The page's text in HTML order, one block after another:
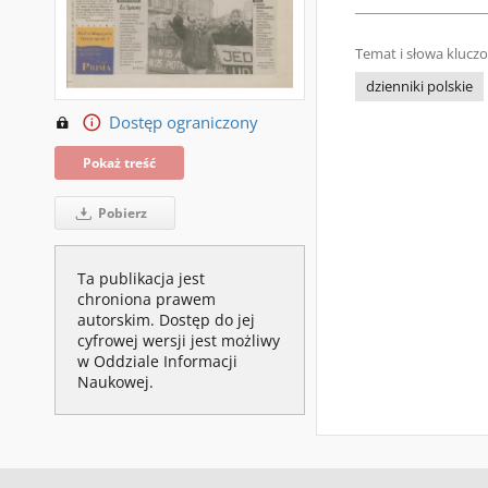
Dostęp ograniczony
Pokaż treść
Pobierz
Ta publikacja jest
chroniona prawem
autorskim. Dostęp do jej
cyfrowej wersji jest możliwy
w Oddziale Informacji
Naukowej.
Temat i słowa
dzienniki polskie